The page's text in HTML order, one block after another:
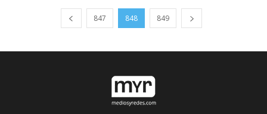
847 848 849